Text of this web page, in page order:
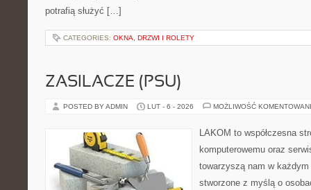
potrafią służyć […]
CATEGORIES: OKNA, DRZWI I ROLETY
ZASILACZE (PSU)
POSTED BY ADMIN LUT - 6 - 2026 MOŻLIWOŚĆ
LAKOM to współczesna
komputerowemu oraz
towarzyszą nam w
stworzone z myślą o